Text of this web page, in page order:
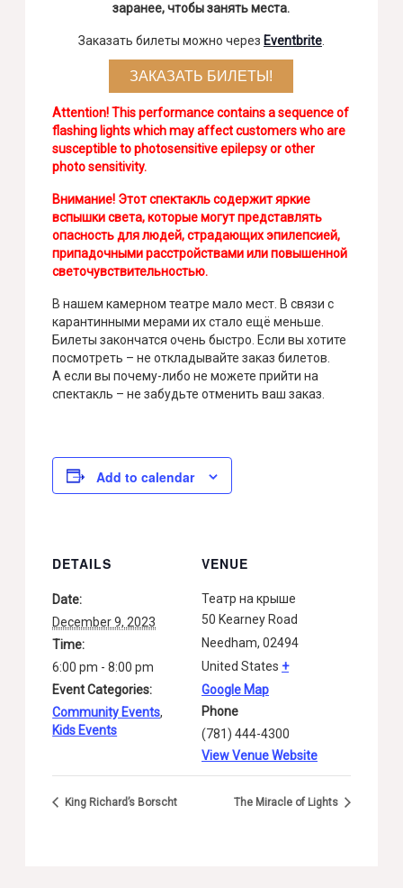
заранее, чтобы занять места.
Заказать билеты можно через Eventbrite.
ЗАКАЗАТЬ БИЛЕТЫ!
Attention! This performance contains a sequence of
flashing lights which may affect customers who are
susceptible to photosensitive epilepsy or other
photo sensitivity.
Внимание! Этот спектакль содержит яркие
вспышки света, которые могут представлять
опасность для людей, страдающих эпилепсией,
припадочными расстройствами или повышенной
светочувствительностью.
В нашем камерном театре мало мест. В связи с
карантинными мерами их стало ещё меньше.
Билеты закончатся очень быстро. Если вы хотите
посмотреть – не откладывайте заказ билетов.
А если вы почему-либо не можете прийти на
спектакль – не забудьте отменить ваш заказ.
Add to calendar
DETAILS
Date:
December 9, 2023
Time:
6:00 pm - 8:00 pm
Event Categories:
Community Events,
Kids Events
VENUE
Театр на крыше
50 Kearney Road
Needham, 02494
United States +
Google Map
Phone
(781) 444-4300
View Venue Website
King Richard’s Borscht The Miracle of Lights